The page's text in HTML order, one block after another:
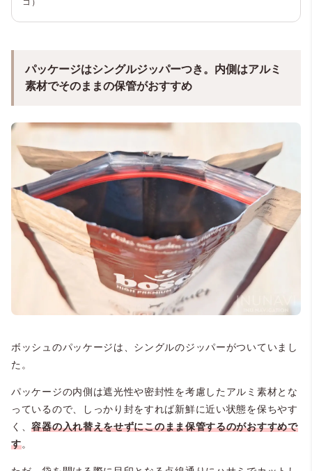
コ）
パッケージはシングルジッパーつき。内側はアルミ
素材でそのままの保管がおすすめ
ボッシュのパッケージは、シングルのジッパーがついていまし
た。
パッケージの内側は遮光性や密封性を考慮したアルミ素材とな
っているので、しっかり封をすれば新鮮に近い状態を保ちやす
く、容器の入れ替えをせずにこのまま保管するのがおすすめで
す。